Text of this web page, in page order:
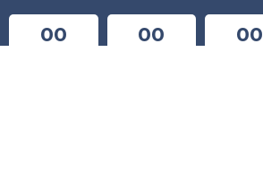
00 00 00